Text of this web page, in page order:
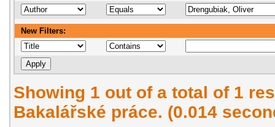
New Filters:
Showing 1 out of a total of 1
Bakalářské práce. (0.014